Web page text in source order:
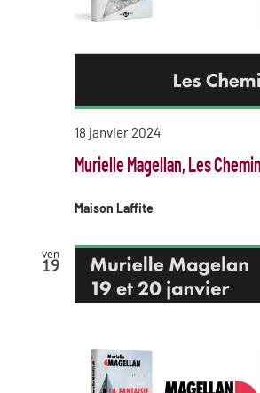
Murielle Magellan, Les
18 janvier 2024
Maison Laffite
ven
19